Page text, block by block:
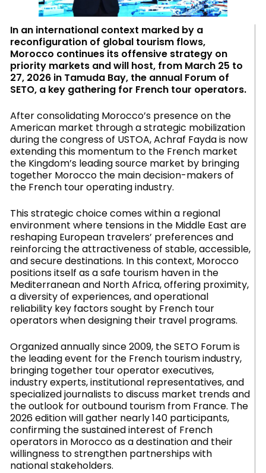
In an international context marked by a
reconfiguration of global tourism flows,
Morocco continues its offensive strategy on
priority markets and will host, from March 25 to
27, 2026 in Tamuda Bay, the annual Forum of
SETO, a key gathering for French tour operators.
After consolidating Morocco’s presence on the
American market through a strategic mobilization
during the congress of USTOA, Achraf Fayda is now
extending this momentum to the French market
the Kingdom’s leading source market by bringing
together Morocco the main decision-makers of
the French tour operating industry.
This strategic choice comes within a regional
environment where tensions in the Middle East are
reshaping European travelers’ preferences and
reinforcing the attractiveness of stable, accessible,
and secure destinations. In this context, Morocco
positions itself as a safe tourism haven in the
Mediterranean and North Africa, offering proximity,
a diversity of experiences, and operational
reliability key factors sought by French tour
operators when designing their travel programs.
Organized annually since 2009, the SETO Forum is
the leading event for the French tourism industry,
bringing together tour operator executives,
industry experts, institutional representatives, and
specialized journalists to discuss market trends and
the outlook for outbound tourism from France. The
2026 edition will gather nearly 140 participants,
confirming the sustained interest of French
operators in Morocco as a destination and their
willingness to strengthen partnerships with
national stakeholders.